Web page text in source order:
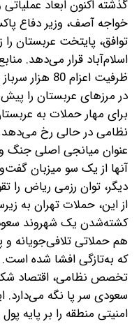
گذشته‌ اکنون ابعاد
خواجه آصف، وزیر دفاع
توافق، پایتخت عربستان
اسلام‌آباد قرار می‌دهد.
ظرفیت اعزام
در مرزهای عربستان را
برای مهار حملات به
نظامی در حالی رخ می‌دهد
عنوان میانجی اصلی جنگ
آنها از یک سو میزبان
دیگر، توان رزمی ریاض را
از این، حملات تهران به
کشته‌شدن یک شهروند
هم حملاتی تلافی‌جویانه و
که به‌تازگی افشا شده است.
تخصص نظامی، اقتصاد
سعودی سر پا نگه می‌دارد.
امنیتی منطقه را بر پایه